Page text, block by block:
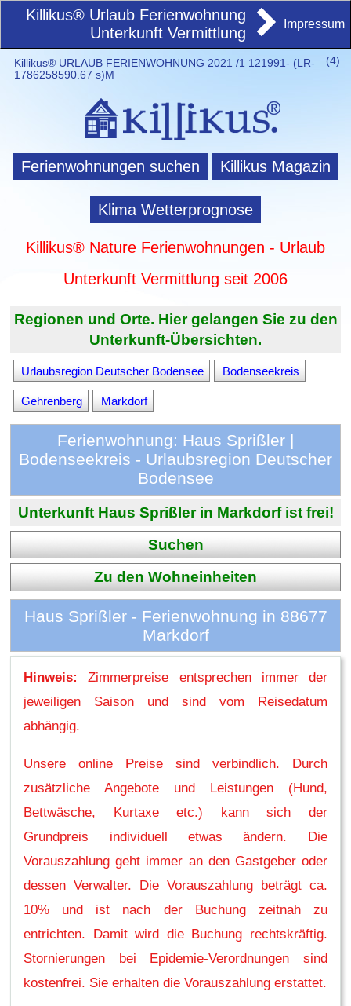
Killikus® Urlaub Ferienwohnung
Unterkunft Vermittlung
Impressum
(4)
Killikus® URLAUB FERIENWOHNUNG 2021 /1 121991- (LR-
1786258590.67 s)M
Ferienwohnungen suchen Killikus Magazin
Klima Wetterprognose
Killikus® Nature Ferienwohnungen - Urlaub
Unterkunft Vermittlung seit 2006
Regionen und Orte. Hier gelangen Sie zu den
Unterkunft-Übersichten.
Urlaubsregion Deutscher Bodensee Bodenseekreis
Gehrenberg Markdorf
Ferienwohnung: Haus Sprißler |
Bodenseekreis - Urlaubsregion Deutscher
Bodensee
Unterkunft Haus Sprißler in Markdorf ist frei!
Suchen
Zu den Wohneinheiten
Haus Sprißler - Ferienwohnung in 88677
Markdorf
Hinweis:
Zimmerpreise entsprechen immer der
jeweiligen Saison und sind vom Reisedatum
abhängig.
Unsere online Preise sind verbindlich. Durch
zusätzliche Angebote und Leistungen (Hund,
Bettwäsche, Kurtaxe etc.) kann sich der
Grundpreis individuell etwas ändern. Die
Vorauszahlung geht immer an den Gastgeber oder
dessen Verwalter. Die Vorauszahlung beträgt ca.
10% und ist nach der Buchung zeitnah zu
entrichten. Damit wird die Buchung rechtskräftig.
Stornierungen bei Epidemie-Verordnungen sind
kostenfrei. Sie erhalten die Vorauszahlung erstattet.